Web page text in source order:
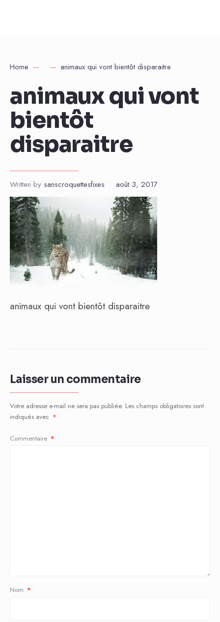
Home animaux qui vont bientôt disparaitre
animaux qui vont
bientôt
disparaitre
Written by sanscroquettesfixes • août 3, 2017
animaux qui vont bientôt disparaitre
Laisser un commentaire
Votre adresse e-mail ne sera pas publiée. Les champs obligatoires sont
indiqués avec *
Commentaire *
Nom *